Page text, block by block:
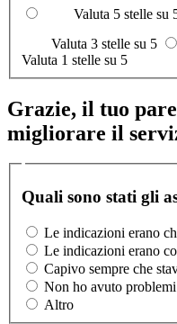
Valuta 5 stelle su
Valuta 3 stelle su 5
Valuta 1 stelle su 5
Grazie, il tuo
migliorare il
Quali sono stati gli
Le indicazioni erano
Le indicazioni erano
Capivo sempre che
Non ho avuto
Altro